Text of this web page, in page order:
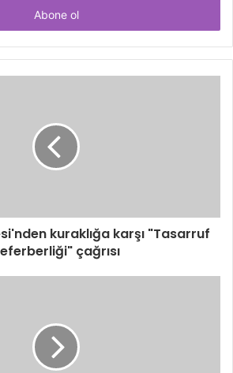
kuraklığa karşı "Tasarruf
çağrısı